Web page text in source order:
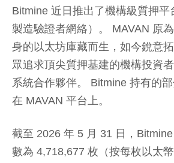
Bitmine 近日推出了機構級質押平
製造驗證者網絡）。 MAVAN 原
身的以太坊庫藏而生，如今銳意
眾追求頂尖質押基建的機構投資
系統合作夥伴。 Bitmine 持有的
在 MAVAN 平台上。
截至 2026 年 5 月 31 日，
數為 4,718,677 枚（按每枚以太